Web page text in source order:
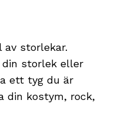
storlekar.
storlek eller
ett tyg du är
din kostym, rock,